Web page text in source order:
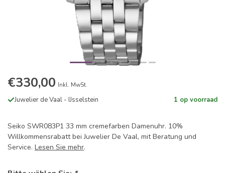
€330,00 Inkl. MwSt.
Juwelier de Vaal - IJsselstein 1 op voorraad
Seiko SWR083P1 33 mm cremefarben Damenuhr. 10%
Willkommensrabatt bei Juwelier De Vaal, mit Beratung und
Service. Lesen Sie mehr.